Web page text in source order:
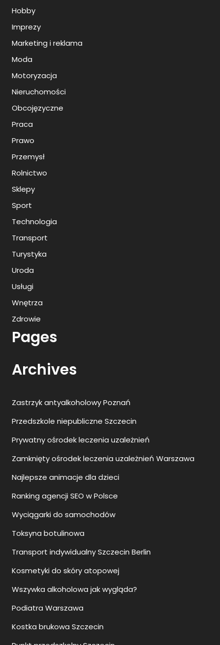
Hobby
Imprezy
Marketing i reklama
Moda
Motoryzacja
Nieruchomości
Obcojęzyczne
Praca
Prawo
Przemysł
Rolnictwo
Sklepy
Sport
Technologia
Transport
Turystyka
Uroda
Usługi
Wnętrza
Zdrowie
Pages
Archives
Zastrzyk antyalkoholowy Poznań
Przedszkole niepubliczne Szczecin
Prywatny ośrodek leczenia uzależnień
Zamknięty ośrodek leczenia uzależnień Warszawa
Najlepsze animacje dla dzieci
Ranking agencji SEO w Polsce
Wyciągarki do samochodów
Toksyna botulinowa
Transport indywidualny Szczecin Berlin
Kosmetyki do skóry atopowej
Wszywka alkoholowa jak wygląda?
Podiatra Warszawa
Kostka brukowa Szczecin